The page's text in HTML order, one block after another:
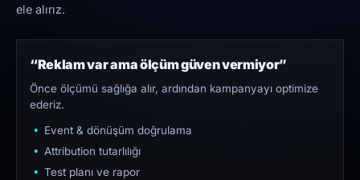
ele alırız.
“Reklam var ama ölçüm güven vermiyor”
Önce ölçümü sağlığa alır, ardından kampanyayı optimize
ederiz.
Event & dönüşüm doğrulama
Attribution tutarlılığı
Test planı ve rapor